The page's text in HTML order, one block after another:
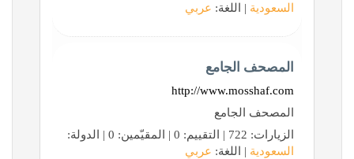
السعودية | اللغة: عربي
المصحف الجامع
http://www.mosshaf.com
المصحف الجامع
الزيارات: 722 | التقييم: 0 | المقيّمين: 0 | الدولة:
السعودية | اللغة: عربي